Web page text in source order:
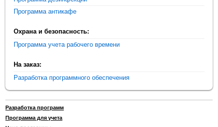
Программа антикафе
Охрана и безопасность:
Программа учета рабочего времени
На заказ:
Разработка программного обеспечения
Разработка программ
Программа для учета